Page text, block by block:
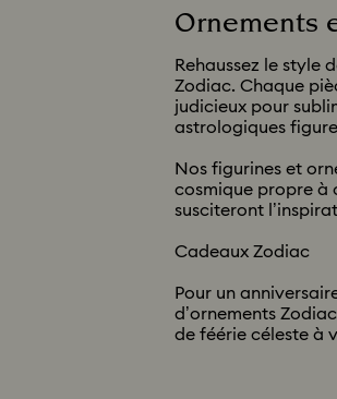
Ornements
Rehaussez le
Zodiac. Chaque
judicieux pour
astrologiques
Nos figurines et
cosmique propre à
susciteront
Cadeaux Zodiac
Pour un
d’ornements
de féérie céleste à